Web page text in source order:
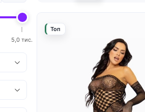
5,0 тис.
Топ